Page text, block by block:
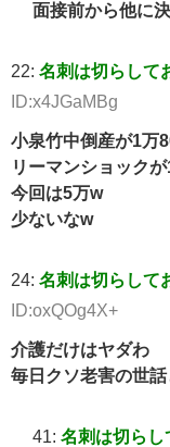
面接前から他に
22: 名刺は切らして
ID:x4JGaMBg
小泉竹中倒産が1万
リーマンショック
今回は5万w
少ないなw
24: 名刺は切らして
ID:oxQOg4X+
介護だけはヤダわ
毎日クソ老害の世
41: 名刺は切らし